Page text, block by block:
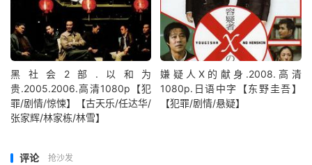
黑社会2部.以和为
贵.2005.2006.高清1080p【犯
罪/剧情/惊悚】【古天乐/任达华/
张家辉/林家栋/林雪】
嫌疑人X的献身.2008.高清
1080p.日语中字【东野圭吾】
【犯罪/剧情/悬疑】
评论 抢沙发